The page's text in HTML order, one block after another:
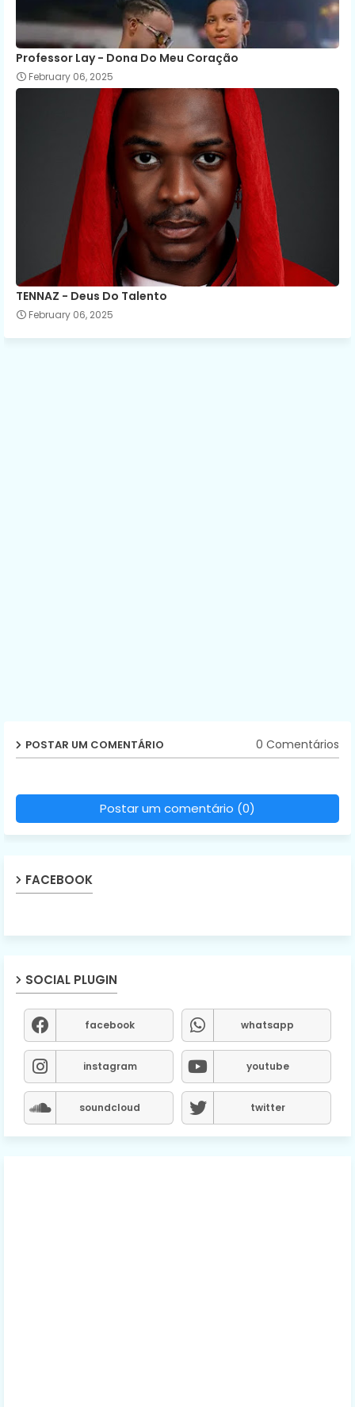
Professor Lay - Dona Do Meu Coração
February 06, 2025
TENNAZ - Deus Do Talento
February 06, 2025
POSTAR UM COMENTÁRIO 0 Comentários
Postar um comentário (0)
FACEBOOK
SOCIAL PLUGIN
facebook whatsapp
instagram youtube
soundcloud twitter